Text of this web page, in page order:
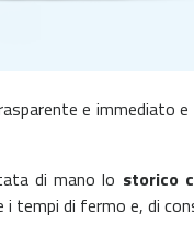
e
di mano lo storico
di fermo e, di